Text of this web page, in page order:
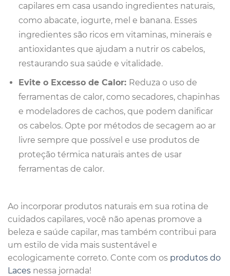
capilares em casa usando ingredientes naturais,
como abacate, iogurte, mel e banana. Esses
ingredientes são ricos em vitaminas, minerais e
antioxidantes que ajudam a nutrir os cabelos,
restaurando sua saúde e vitalidade.
Evite o Excesso de Calor: Reduza o uso de
ferramentas de calor, como secadores, chapinhas
e modeladores de cachos, que podem danificar
os cabelos. Opte por métodos de secagem ao ar
livre sempre que possível e use produtos de
proteção térmica naturais antes de usar
ferramentas de calor.
Ao incorporar produtos naturais em sua rotina de
cuidados capilares, você não apenas promove a
beleza e saúde capilar, mas também contribui para
um estilo de vida mais sustentável e
ecologicamente correto. Conte com os produtos do
Laces nessa jornada!